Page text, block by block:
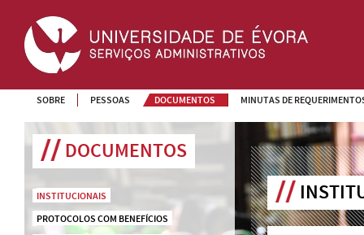
SOBRE PESSOAS DOCUMENTOS MINUTAS DE
DOCUMENTOS
INSTITUCIONAIS
PROTOCOLOS COM BENEFÍCIOS